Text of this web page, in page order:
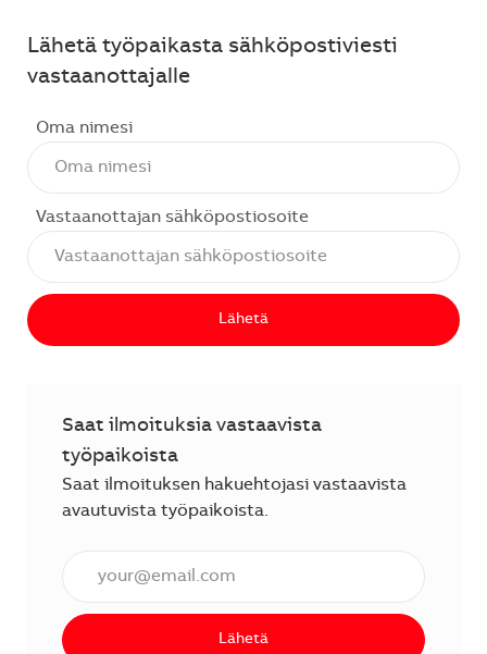
Lähetä työpaikasta sähköpostiviesti
vastaanottajalle
Oma nimesi
Vastaanottajan sähköpostiosoite
Lähetä
Saat ilmoituksia vastaavista
työpaikoista
Saat ilmoituksen hakuehtojasi vastaavista
avautuvista työpaikoista.
Lähetä